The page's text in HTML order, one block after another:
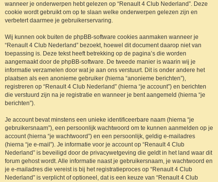
wanneer je onderwerpen hebt gelezen op “Renault 4 Club Nederland”. Deze
cookie wordt gebruikt om op te slaan welke onderwerpen gelezen zijn en
verbetert daarmee je gebruikerservaring.
Wij kunnen ook buiten de phpBB-software cookies aanmaken wanneer je
“Renault 4 Club Nederland” bezoekt, hoewel dit document daarop niet van
toepassing is. Deze tekst heeft betrekking op de pagina’s die worden
aangemaakt door de phpBB-software. De tweede manier is waarin wij je
informatie verzamelen door wat je aan ons verstuurt. Dit is onder andere het
plaatsen als een anonieme gebruiker (hierna “anonieme berichten”),
registreren op “Renault 4 Club Nederland” (hierna “je account”) en berichten
die verstuurd zijn na je registratie en wanneer je bent aangemeld (hierna “je
berichten”).
Je account bevat minstens een unieke identificeerbare naam (hierna “je
gebruikersnaam”), een persoonlijk wachtwoord om te kunnen aanmelden op je
account (hierna “je wachtwoord”) en een persoonlijk, geldig e-mailadres
(hierna “je e-mail”). Je informatie voor je account op “Renault 4 Club
Nederland” is beveiligd door de privacywetgeving die geldt in het land waar dit
forum gehost wordt. Alle informatie naast je gebruikersnaam, je wachtwoord en
je e-mailadres die vereist is bij het registratieproces op “Renault 4 Club
Nederland” is verplicht of optioneel, dat is een keuze van “Renault 4 Club